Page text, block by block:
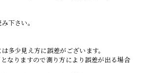
下さい。
多少見え方に誤差がございます。
なりますので測り方により誤差が出る場合